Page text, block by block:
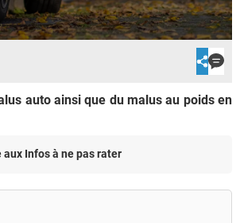
auto ainsi que du malus au poids en
aux Infos à ne pas rater